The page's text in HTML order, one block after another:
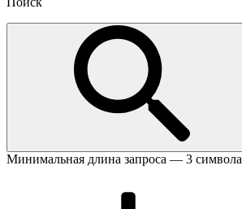
Минимальная длина запроса — 3 символа